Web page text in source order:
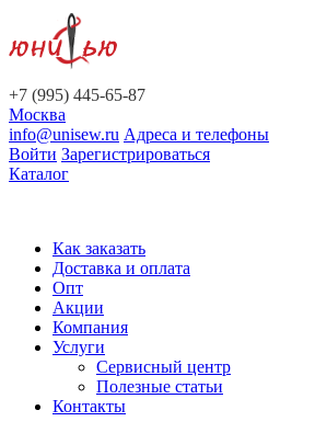
+7 (995) 445-65-87
Москва
info@unisew.ru Адреса и телефоны
Войти Зарегистрироваться
Каталог
Как заказать
Доставка и оплата
Опт
Акции
Компания
Услуги
Сервисный центр
Полезные статьи
Контакты